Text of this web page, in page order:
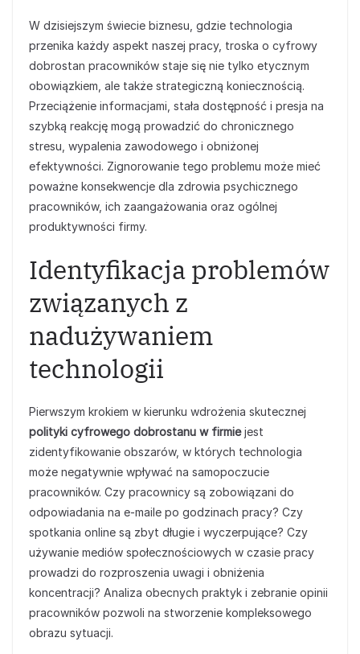
W dzisiejszym świecie biznesu, gdzie technologia
przenika każdy aspekt naszej pracy, troska o cyfrowy
dobrostan pracowników staje się nie tylko etycznym
obowiązkiem, ale także strategiczną koniecznością.
Przeciążenie informacjami, stała dostępność i presja na
szybką reakcję mogą prowadzić do chronicznego
stresu, wypalenia zawodowego i obniżonej
efektywności. Zignorowanie tego problemu może mieć
poważne konsekwencje dla zdrowia psychicznego
pracowników, ich zaangażowania oraz ogólnej
produktywności firmy.
Identyfikacja problemów
związanych z
nadużywaniem
technologii
Pierwszym krokiem w kierunku wdrożenia skutecznej
polityki cyfrowego dobrostanu w firmiejest
zidentyfikowanie obszarów, w których technologia
może negatywnie wpływać na samopoczucie
pracowników. Czy pracownicy są zobowiązani do
odpowiadania na e-maile po godzinach pracy? Czy
spotkania online są zbyt długie i wyczerpujące? Czy
używanie mediów społecznościowych w czasie pracy
prowadzi do rozproszenia uwagi i obniżenia
koncentracji? Analiza obecnych praktyk i zebranie opinii
pracowników pozwoli na stworzenie kompleksowego
obrazu sytuacji.